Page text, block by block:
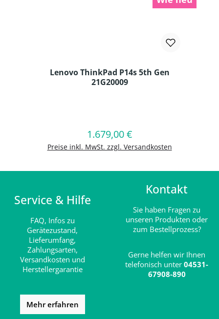
Lenovo ThinkPad P14s 5th Gen
21G20009
Regulärer Preis:
1.679,00 €
Preise inkl. MwSt. zzgl. Versandkosten
In den Warenkorb
Service & Hilfe
FAQ, Infos zu
Gerätezustand,
Lieferumfang,
Zahlungsarten,
Versandkosten und
Herstellergarantie
Mehr erfahren
Kontakt
Sie haben Fragen zu
unseren Produkten oder
zum Bestellprozess?
Gerne helfen wir Ihnen
telefonisch unter 04531-
67908-890